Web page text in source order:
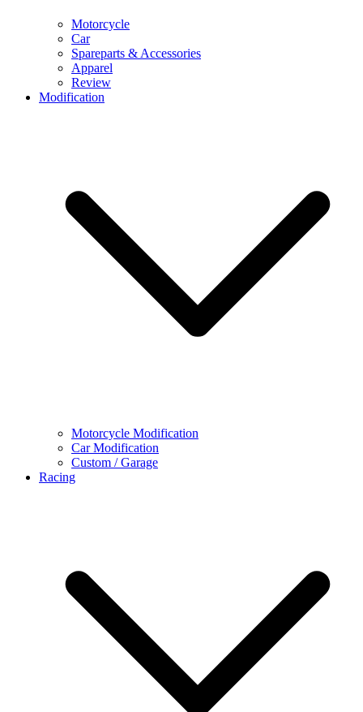
Motorcycle
Car
Spareparts & Accessories
Apparel
Review
Modification
Motorcycle Modification
Car Modification
Custom / Garage
Racing